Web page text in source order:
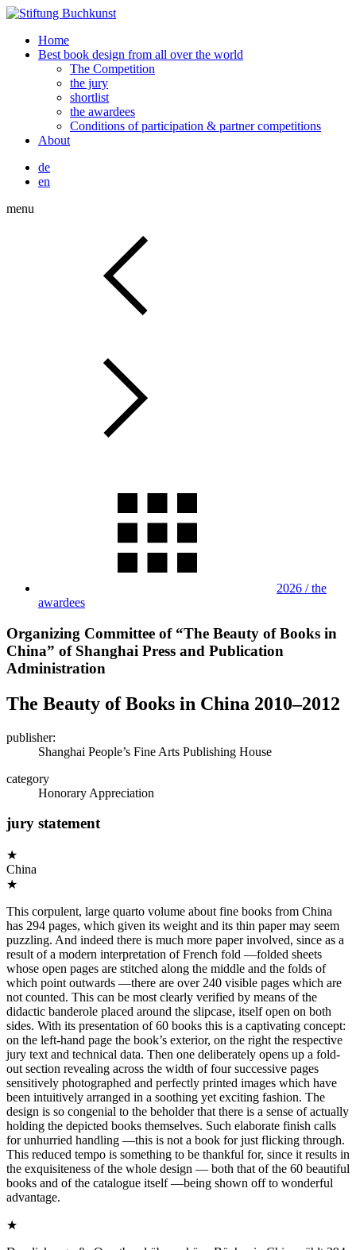
Home
Best book design from all over the world
The Competition
the jury
shortlist
the awardees
Conditions of participation & partner competitions
About
de
en
menu
2026 / the
awardees
Organizing Committee of “The Beauty of Books in
China” of Shanghai Press and Publication
Administration
The Beauty of Books in China 2010–2012
publisher:
Shanghai People’s Fine Arts Publishing House
category
Honorary Appreciation
jury statement
★
China
★
This corpulent, large quarto volume about fine books from China
has 294 pages, which given its weight and its thin paper may seem
puzzling. And indeed there is much more paper involved, since as a
result of a modern interpretation of French fold —folded sheets
whose open pages are stitched along the middle and the folds of
which point outwards —there are over 240 visible pages which are
not counted. This can be most clearly verified by means of the
didactic banderole placed around the slipcase, itself open on both
sides. With its presentation of 60 books this is a captivating concept:
on the left-hand page the book’s exterior, on the right the respective
jury text and technical data. Then one deliberately opens up a fold-
out section revealing across the width of four successive pages
sensitively photographed and perfectly printed images which have
been intuitively arranged in a soothing yet exciting fashion. The
design is so congenial to the beholder that there is a sense of actually
holding the depicted books themselves. Such elaborate finish calls
for unhurried handling —this is not a book for just flicking through.
This reduced tempo is something to be thankful for, since it results in
the exquisiteness of the whole design — both that of the 60 beautiful
books and of the catalogue itself —being shown off to wonderful
advantage.
★